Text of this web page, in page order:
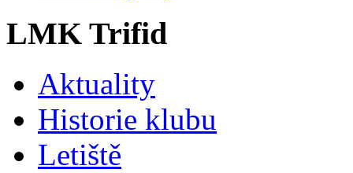
LMK Trifid
Aktuality
Historie klubu
Letiště